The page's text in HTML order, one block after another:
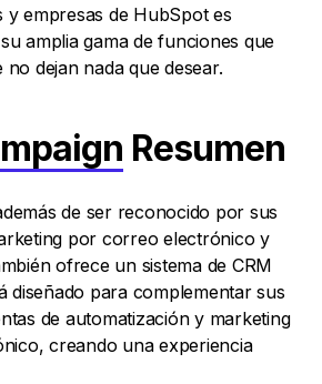
y empresas de HubSpot es
amplia gama de funciones que
no dejan nada que desear.
Resumen
de ser reconocido por sus
por correo electrónico y
ofrece un sistema de CRM
diseñado para complementar sus
de automatización y marketing
creando una experiencia